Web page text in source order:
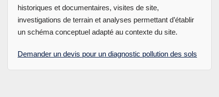
historiques et documentaires, visites de site,
investigations de terrain et analyses permettant d’établir
un schéma conceptuel adapté au contexte du site.
Demander un devis pour un diagnostic pollution des sols